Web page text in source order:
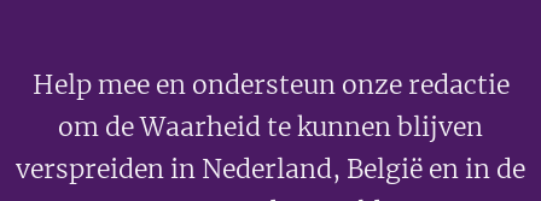
Help mee en ondersteun onze redactie
om de Waarheid te kunnen blijven
verspreiden in Nederland, België en in de